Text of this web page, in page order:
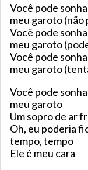
Você pode
meu garoto (não
Você pode
meu garoto
Você pode
meu garoto
Você pode
meu garoto
Um sopro de ar
Oh, eu poderia
tempo, tempo
Ele é meu cara